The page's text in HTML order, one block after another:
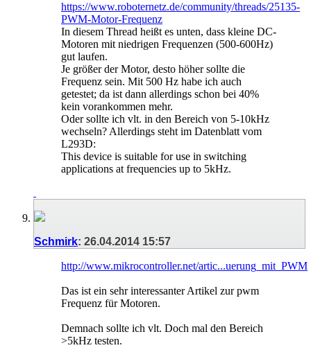
https://www.roboternetz.de/community/threads/25135-
PWM-Motor-Frequenz
In diesem Thread heißt es unten, dass kleine DC-
Motoren mit niedrigen Frequenzen (500-600Hz)
gut laufen.
Je größer der Motor, desto höher sollte die
Frequenz sein. Mit 500 Hz habe ich auch
getestet; da ist dann allerdings schon bei 40%
kein vorankommen mehr.
Oder sollte ich vlt. in den Bereich von 5-10kHz
wechseln? Allerdings steht im Datenblatt vom
L293D:
This device is suitable for use in switching
applications at frequencies up to 5kHz.
Schmirk: 26.04.2014 15:57
http://www.mikrocontroller.net/artic...uerung_mit_PWM
Das ist ein sehr interessanter Artikel zur pwm
Frequenz für Motoren.
Demnach sollte ich vlt. Doch mal den Bereich
>5kHz testen.